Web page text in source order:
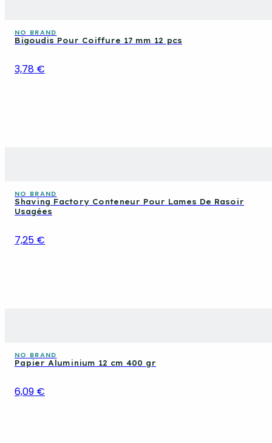
NO BRAND
Bigoudis Pour Coiffure 17 mm 12 pcs
3,78 €
NO BRAND
Shaving Factory Conteneur Pour Lames De Rasoir
Usagées
7,25 €
NO BRAND
Papier Aluminium 12 cm 400 gr
6,09 €